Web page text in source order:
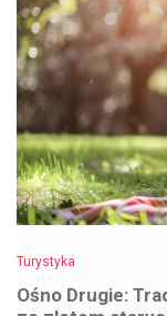
Turystyka
Ośno Drugie: